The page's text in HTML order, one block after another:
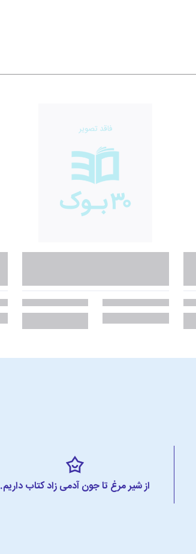
از شیر مرغ تا جون آدمی زاد کتاب داریم.